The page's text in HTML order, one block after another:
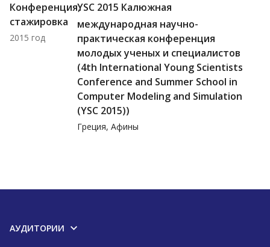
Конференция,
стажировка
2015 год
YSC 2015 Калюжная
международная научно-
практическая конференция
молодых ученых и специалистов
(4th International Young Scientists
Conference and Summer School in
Computer Modeling and Simulation
(YSC 2015))
Греция, Афины
АУДИТОРИИ